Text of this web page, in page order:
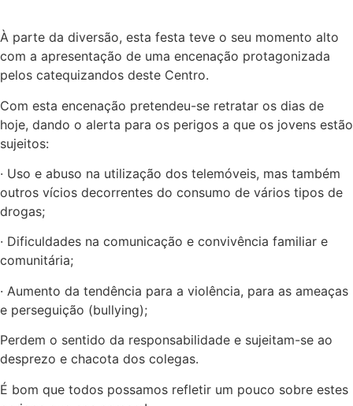
À parte da diversão, esta festa teve o seu momento alto
com a apresentação de uma encenação protagonizada
pelos catequizandos deste Centro.
Com esta encenação pretendeu-se retratar os dias de
hoje, dando o alerta para os perigos a que os jovens estão
sujeitos:
· Uso e abuso na utilização dos telemóveis, mas também
outros vícios decorrentes do consumo de vários tipos de
drogas;
· Dificuldades na comunicação e convivência familiar e
comunitária;
· Aumento da tendência para a violência, para as ameaças
e perseguição (bullying);
Perdem o sentido da responsabilidade e sujeitam-se ao
desprezo e chacota dos colegas.
É bom que todos possamos refletir um pouco sobre estes